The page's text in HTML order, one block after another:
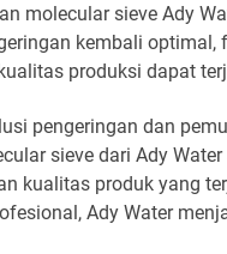
molecular sieve Ady
kembali optimal,
produksi dapat
pengeringan dan
sieve dari Ady
kualitas produk yang
Ady Water